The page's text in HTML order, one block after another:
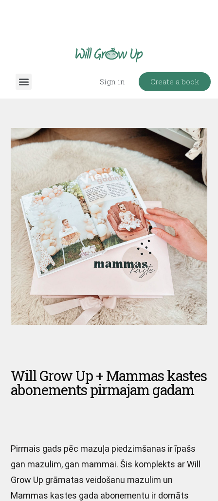
Sign in Create a book
Will Grow Up + Mammas kastes
abonements pirmajam gadam
Pirmais gads pēc mazuļa piedzimšanas ir īpašs
gan mazulim, gan mammai. Šis komplekts ar Will
Grow Up grāmatas veidošanu mazulim un
Mammas kastes gada abonementu ir domāts